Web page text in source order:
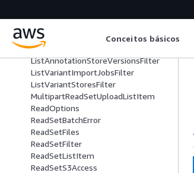
Conceitos básicos
ListAnnotationImportJobsFilter
ListAnnotationStoresFilter
ListAnnotationStoreVersionsFilter
ListVariantImportJobsFilter
ListVariantStoresFilter
MultipartReadSetUploadListItem
ReadOptions
ReadSetBatchError
ReadSetFiles
ReadSetFilter
ReadSetListItem
ReadSetS3Access